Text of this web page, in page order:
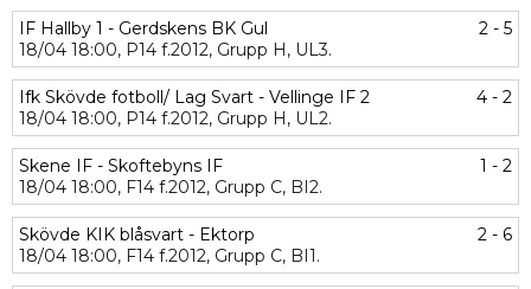
IF Hallby 1 - Gerdskens BK Gul
2 - 5
18/04 18:00, P14 f.2012, Grupp H, UL3.
Ifk Skövde fotboll/ Lag Svart - Vellinge IF 2
4 - 2
18/04 18:00, P14 f.2012, Grupp H, UL2.
Skene IF - Skoftebyns IF
1 - 2
18/04 18:00, F14 f.2012, Grupp C, BI2.
Skövde KIK blåsvart - Ektorp
2 - 6
18/04 18:00, F14 f.2012, Grupp C, BI1.